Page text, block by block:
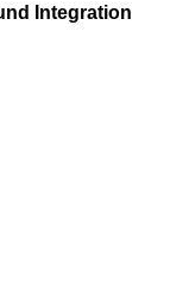
Integration